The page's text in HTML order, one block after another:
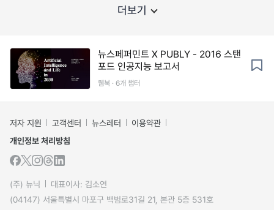
더보기
뉴스페퍼민트 X PUBLY - 2016 스탠
포드 인공지능 보고서
웹북 · 6개 챕터
저자 지원 고객센터 뉴스레터
이용약관
개인정보 처리방침
(주) 뉴닉
대표이사: 김소연
(04147) 서울특별시 마포구 백범로31길 21, 본관 5층 531호